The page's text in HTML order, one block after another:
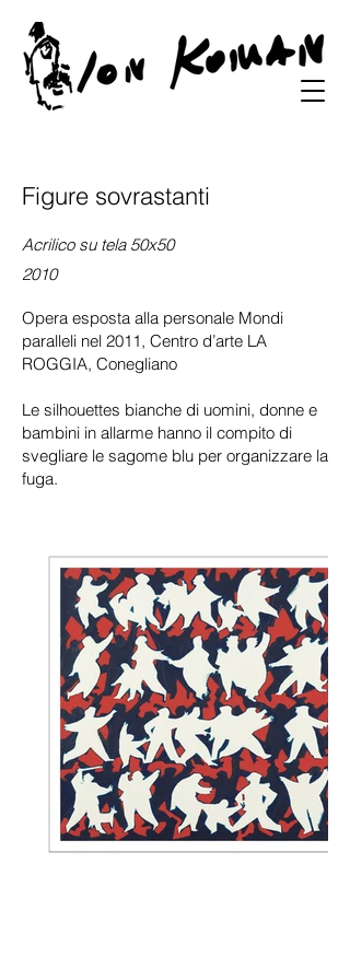
Figure sovrastanti
Acrilico su tela 50x50
2010
Opera esposta alla personale Mondi
paralleli nel 2011, Centro d’arte LA
ROGGIA, Conegliano
Le silhouettes bianche di uomini, donne e
bambini in allarme hanno il compito di
svegliare le sagome blu per organizzare la
fuga.